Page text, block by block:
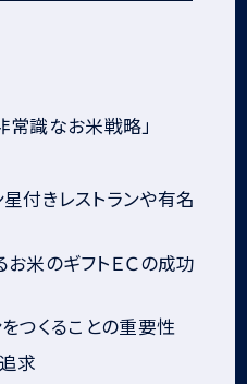
識なお米戦略」
付きレストランや有名
米のギフトＥＣの成功
つくることの重要性
求